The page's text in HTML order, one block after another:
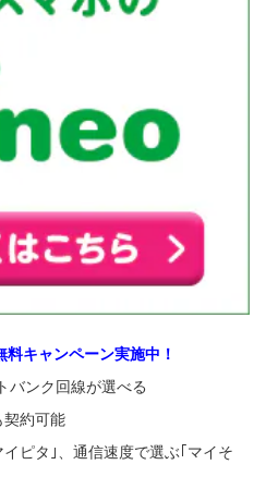
キャンペーン実施中！
バンク回線が選べる
契約可能
ピタ｣、通信速度で選ぶ｢マイそ